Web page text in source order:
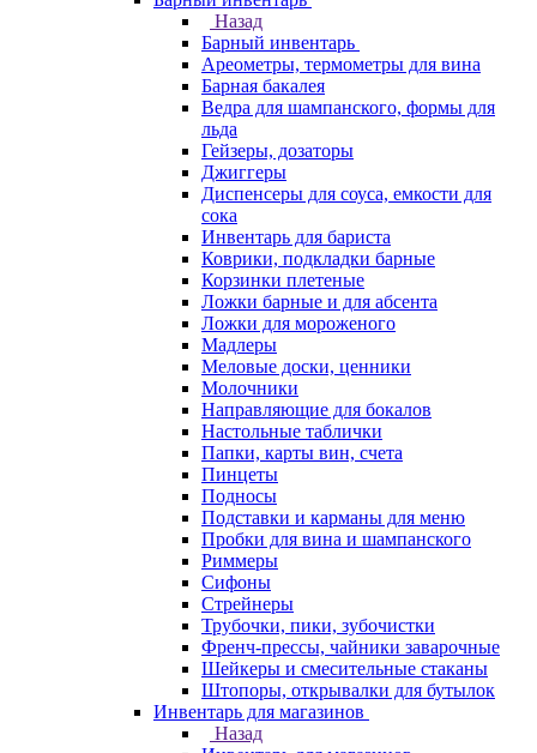
Назад
Барный инвентарь
Ареометры, термометры для вина
Барная бакалея
Ведра для шампанского, формы для
льда
Гейзеры, дозаторы
Джиггеры
Диспенсеры для соуса, емкости для
сока
Инвентарь для бариста
Коврики, подкладки барные
Корзинки плетеные
Ложки барные и для абсента
Ложки для мороженого
Мадлеры
Меловые доски, ценники
Молочники
Направляющие для бокалов
Настольные таблички
Папки, карты вин, счета
Пинцеты
Подносы
Подставки и карманы для меню
Пробки для вина и шампанского
Риммеры
Сифоны
Стрейнеры
Трубочки, пики, зубочистки
Френч-прессы, чайники заварочные
Шейкеры и смесительные стаканы
Штопоры, открывалки для бутылок
Инвентарь для магазинов
Назад